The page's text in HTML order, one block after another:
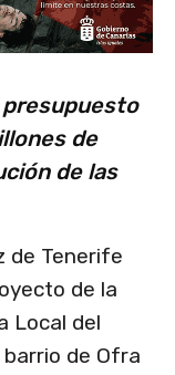
de
de las
de Tenerife
de la
Local del
de Ofra